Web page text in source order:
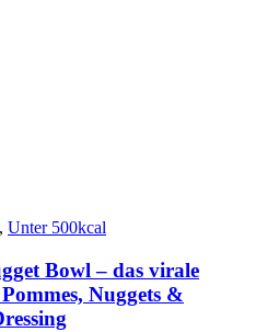
, Unter 500kcal
Bowl – das virale
Nuggets &